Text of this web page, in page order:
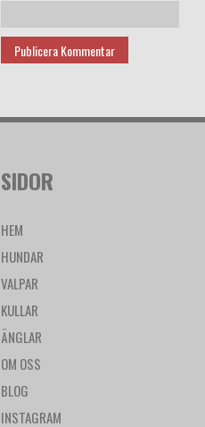
SIDOR
HEM
HUNDAR
VALPAR
KULLAR
ÄNGLAR
OM OSS
BLOG
INSTAGRAM